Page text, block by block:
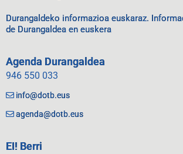
Durangaldeko informazioa euskaraz.
de Durangaldea en euskera
Agenda Durangaldea
946 550 033
info@dotb.eus
agenda@dotb.eus
EI! Berri